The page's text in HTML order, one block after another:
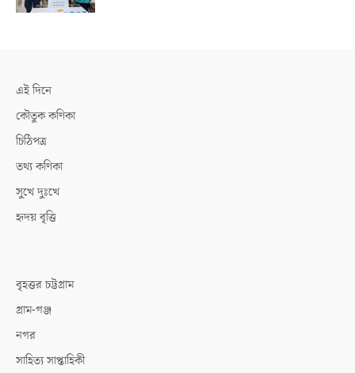
এই দিনে
কৌতুক কণিকা
চিঠিপত্র
তথ্য কণিকা
সুখে দুঃখে
হৃদয় বৃত্তি
বৃহত্তর চট্টগ্রাম
গ্রাম-গঞ্জ
নগর
সাহিত্য সাপ্তাহিকী